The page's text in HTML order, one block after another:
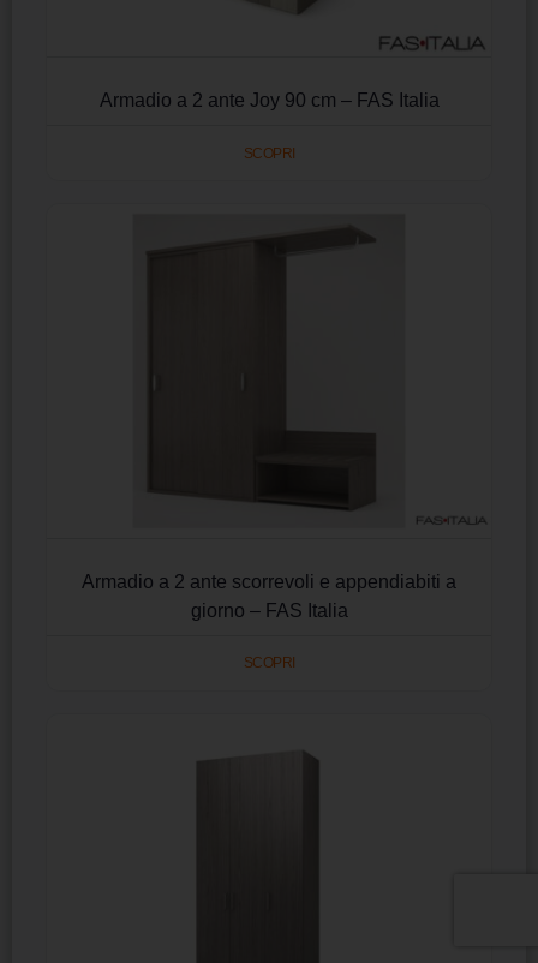
Armadio a 2 ante Joy 90 cm – FAS Italia
SCOPRI
Armadio a 2 ante scorrevoli e appendiabiti a
giorno – FAS Italia
SCOPRI